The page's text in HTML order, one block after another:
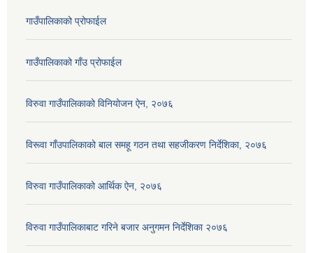
गाउँपालिकाको प्रोफाईल
गाउँपालिकाको गाँउ प्रोफाईल
विरुवा गाउँपालिकाको विनियोजन ऐन, २०७६
विरूवा गाँउपालिकाको बाल समहू गठन तथा सहजीकरण निर्देशिका, २०७६
विरुवा गाउँपालिकाको आर्थिक ऐन, २०७६
विरुवा गाउँपालिकाबाट गरिने बजार अनुगमन निर्देशिका २०७६